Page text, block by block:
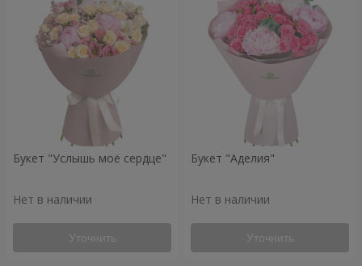
Букет "Услышь моё сердце"
Нет в наличии
Уточнить
Букет "Аделия"
Нет в наличии
Уточнить